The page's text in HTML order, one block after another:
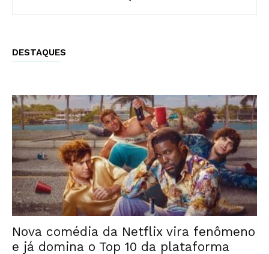
DESTAQUES
Nova comédia da Netflix vira fenômeno
e já domina o Top 10 da plataforma